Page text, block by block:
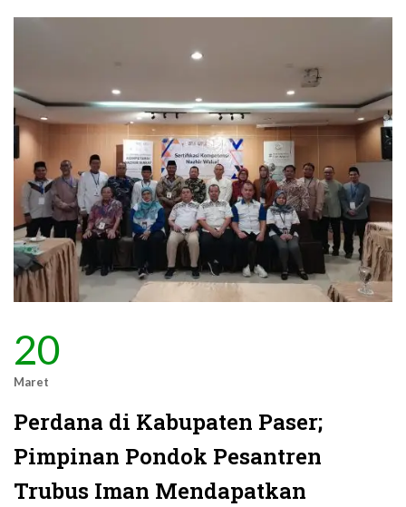
20
Maret
Perdana di Kabupaten Paser;
Pimpinan Pondok Pesantren
Trubus Iman Mendapatkan